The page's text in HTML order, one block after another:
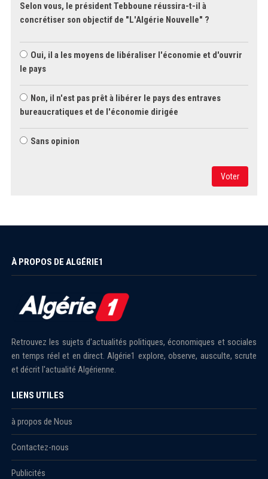
Selon vous, le président Tebboune réussira-t-il à
concrétiser son objectif de "L'Algérie Nouvelle" ?
Oui, il a les moyens de libéraliser l'économie et d'ouvrir
le pays
Non, il n'est pas prêt à libérer le pays des entraves
bureaucratiques et de l'économie dirigée
Sans opinion
Voter
À PROPOS DE ALGÉRIE1
Retrouvez les sujets d'actualités politiques, économiques et sociales
en temps réel et en direct. Algérie1 explore, observe, ausculte, scrute
et décrit l'actualité Algérienne.
LIENS UTILES
à propos de Nous
Contactez-nous
Publicités